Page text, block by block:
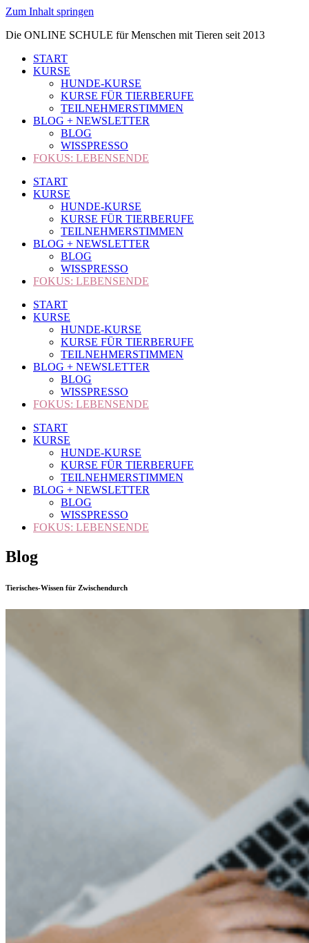
Zum Inhalt springen
Die ONLINE SCHULE für Menschen mit Tieren seit 2013
START
KURSE
HUNDE-KURSE
KURSE FÜR TIERBERUFE
TEILNEHMERSTIMMEN
BLOG + NEWSLETTER
BLOG
WISSPRESSO
FOKUS: LEBENSENDE
START
KURSE
HUNDE-KURSE
KURSE FÜR TIERBERUFE
TEILNEHMERSTIMMEN
BLOG + NEWSLETTER
BLOG
WISSPRESSO
FOKUS: LEBENSENDE
START
KURSE
HUNDE-KURSE
KURSE FÜR TIERBERUFE
TEILNEHMERSTIMMEN
BLOG + NEWSLETTER
BLOG
WISSPRESSO
FOKUS: LEBENSENDE
START
KURSE
HUNDE-KURSE
KURSE FÜR TIERBERUFE
TEILNEHMERSTIMMEN
BLOG + NEWSLETTER
BLOG
WISSPRESSO
FOKUS: LEBENSENDE
Blog
Tierisches-Wissen für Zwischendurch